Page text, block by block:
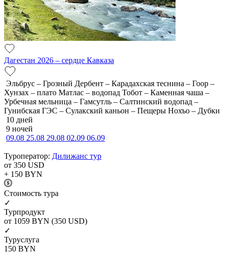
Дагестан 2026 – сердце Кавказа
Эльбрус – Грозный Дербент – Карадахская теснина – Гоор –
Хунзах – плато Матлас – водопад Тобот – Каменная чаша –
Урбечная мельница – Гамсутль – Салтинский водопад –
Гунибская ГЭС – Сулакский каньон – Пещеры Нохъо – Дубки
10 дней
9 ночей
09.08 25.08 29.08 02.09 06.09
Туроператор: Дилижанс тур
от 350 USD
+ 150 BYN
Cтоимость тура
✓
Турпродукт
от 1059 BYN (350 USD)
✓
Туруслуга
150 BYN